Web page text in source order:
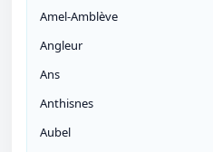
Amel-Amblève
Angleur
Ans
Anthisnes
Aubel